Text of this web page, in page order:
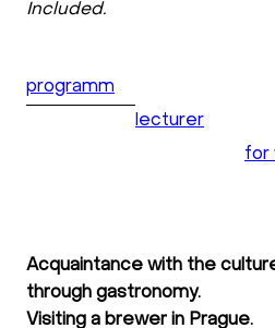
Included.
programm
lecturer
for
Acquaintance with the
through gastronomy.
Visiting a brewer in Prague.